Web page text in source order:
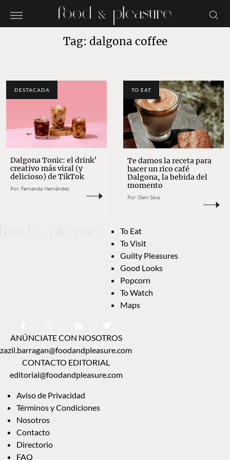
Tag: dalgona coffee
DESTACADA
Dalgona Tonic: el drink’
creativo más viral (y
delicioso) de TikTok
Por: Fernanda Hernández
TO EAT
Te damos la receta para
hacer un rico café
Dalgona, la bebida del
momento
Por: Deni Silva
To Eat
To Visit
Guilty Pleasures
Good Looks
Popcorn
To Watch
Maps
ANÚNCIATE CON NOSOTROS
zazil.barragan@foodandpleasure.com
CONTACTO EDITORIAL
editorial@foodandpleasure.com
Aviso de Privacidad
Términos y Condiciones
Nosotros
Contacto
Directorio
FAQ